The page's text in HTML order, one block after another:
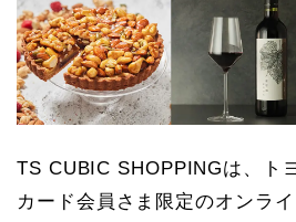
TS CUBIC SHOPPINGは、ト
カード会員さま限定のオンラ